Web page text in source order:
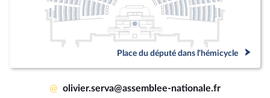
Place du député dans l'hémicycle
@ olivier.serva@assemblee-nationale.fr